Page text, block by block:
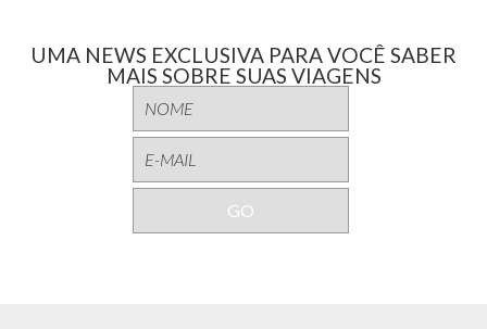
UMA NEWS EXCLUSIVA PARA VOCÊ SABER
MAIS SOBRE SUAS VIAGENS